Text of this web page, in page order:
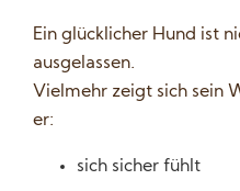
Ein glücklicher Hund ist
ausgelassen.
Vielmehr zeigt sich sein
er:
sich sicher fühlt